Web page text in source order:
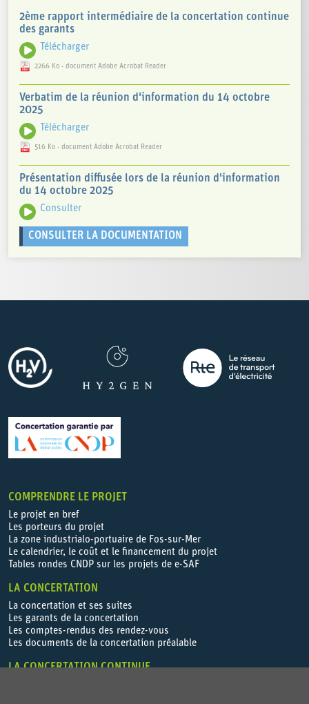
2ème rapport intermédiaire de la concertation continue
des garants
Télécharger
2266 Ko - document Adobe Acrobat Reader
Verbatim de la réunion d'information du 14 octobre
2025
Télécharger
516 Ko - document Adobe Acrobat Reader
Présentation diffusée lors de la réunion d'information
du 14 octobre 2025
Consulter
CONSULTER LA DOCUMENTATION
COMPRENDRE LE PROJET
Le projet en bref
Les porteurs du projet
La zone industrialo-portuaire de Fos-sur-Mer
Le calendrier, le coût et le financement du projet
Tables rondes CNDP sur les projets de e-SAF
LA CONCERTATION
La concertation et ses suites
Les garants de la concertation
Les comptes-rendus des rendez-vous
Les documents de la concertation préalable
LA CONCERTATION CONTINUE